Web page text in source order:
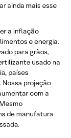
ainda mais esse
a inflação
e energia.
para grãos,
usado na
países
projeção
com a
de manufatura